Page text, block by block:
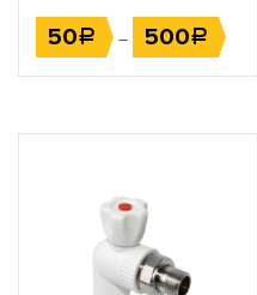
(внутренняя резьба)
50Р – 500Р